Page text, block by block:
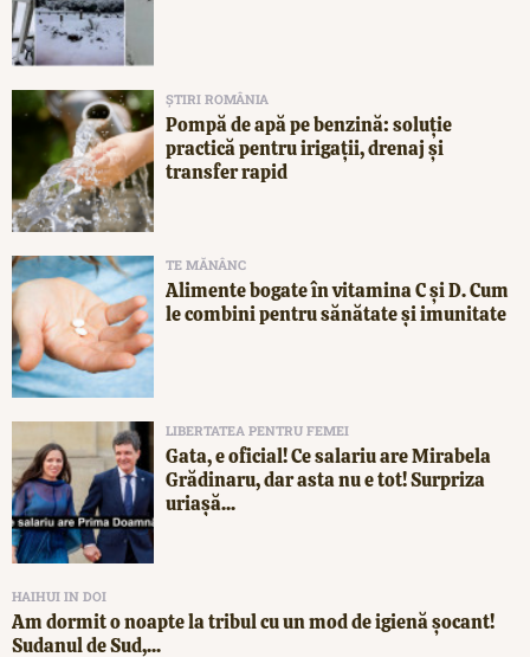
ȘTIRI ROMÂNIA
Pompă de apă pe benzină: soluție
practică pentru irigații, drenaj și
transfer rapid
TE MĂNÂNC
Alimente bogate în vitamina C și D. Cum
le combini pentru sănătate și imunitate
LIBERTATEA PENTRU FEMEI
Gata, e oficial! Ce salariu are Mirabela
Grădinaru, dar asta nu e tot! Surpriza
uriașă...
HAIHUI IN DOI
Am dormit o noapte la tribul cu un mod de igienă șocant!
Sudanul de Sud,...